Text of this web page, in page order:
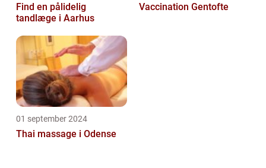
Find en pålidelig
tandlæge i Aarhus
Vaccination Gentofte
01 september 2024
Thai massage i Odense